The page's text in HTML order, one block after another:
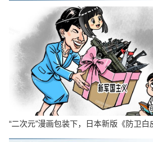
“二次元”漫画包装下，日本新版《防卫